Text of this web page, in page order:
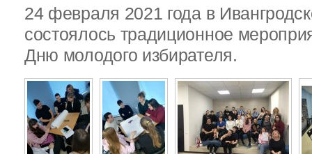
24 февраля 2021 года в
состоялось традиционное
Дню молодого избирателя.